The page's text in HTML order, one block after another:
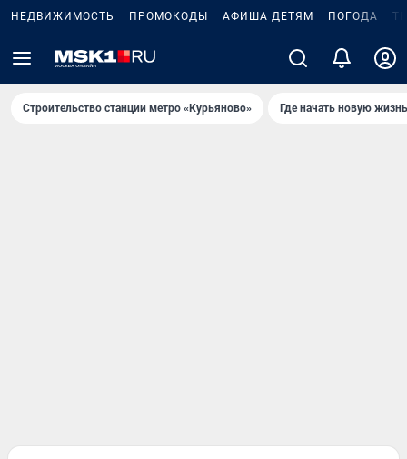
НЕДВИЖИМОСТЬ ПРОМОКОДЫ АФИША ДЕТЯМ ПОГОДА
Строительство станции метро «Курьяново» Где начать новую